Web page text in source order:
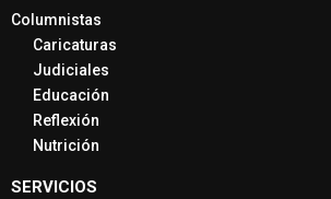
Columnistas
Caricaturas
Judiciales
Educación
Reflexión
Nutrición
SERVICIOS